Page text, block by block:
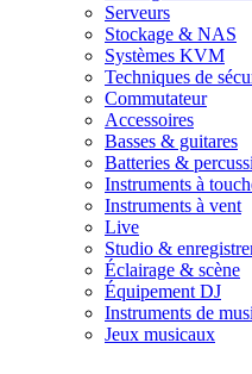
Serveurs
Stockage & NAS
Systèmes KVM
Techniques de
Commutateur
Accessoires
Basses & guitares
Batteries &
Instruments à
Instruments à vent
Live
Studio &
Éclairage & scène
Équipement DJ
Instruments de
Jeux musicaux